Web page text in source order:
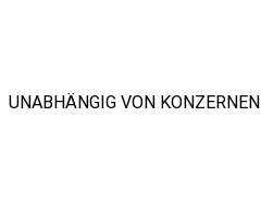
UNABHÄNGIG VON KONZERNEN